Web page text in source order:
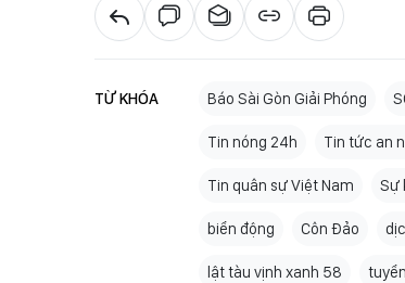
TỪ KHÓA Báo Sài Gòn Giải Phóng
Tin nóng 24h Tin tức an
Tin quân sự Việt Nam Sự
biển động Côn Đảo
lật tàu vịnh xanh 58